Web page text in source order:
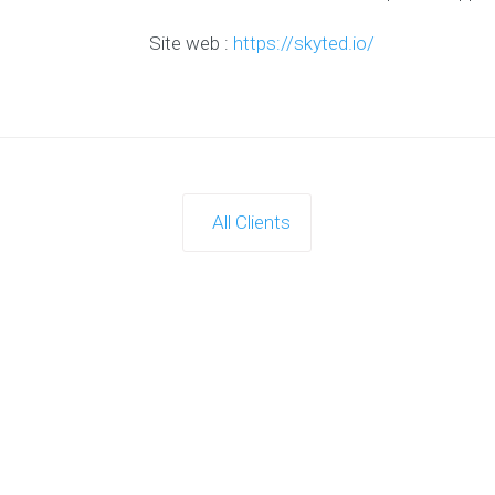
Site web : https://skyted.io/
All Clients